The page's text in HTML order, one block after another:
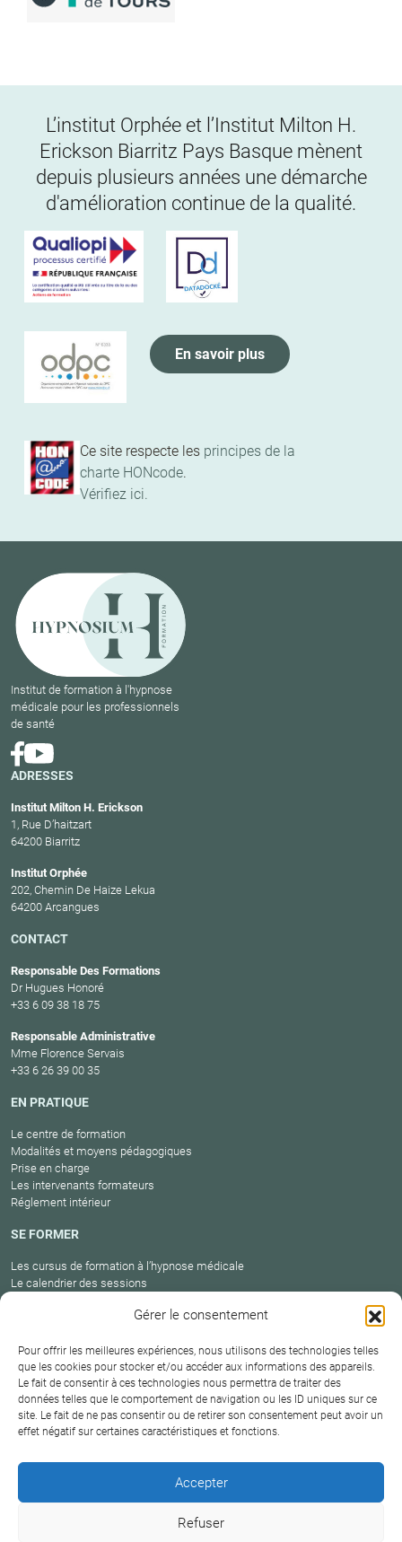
Gérer le consentement
Pour offrir les meilleures expériences, nous utilisons des technologies telles
que les cookies pour stocker et/ou accéder aux informations des appareils.
Le fait de consentir à ces technologies nous permettra de traiter des
données telles que le comportement de navigation ou les ID uniques sur ce
site. Le fait de ne pas consentir ou de retirer son consentement peut avoir un
effet négatif sur certaines caractéristiques et fonctions.
Accepter
Refuser
L’institut Orphée et l’Institut Milton H.
Erickson Biarritz Pays Basque mènent
depuis plusieurs années une démarche
d'amélioration continue de la qualité.
Ce site respecte les principes de la
charte HONcode.
Vérifiez ici.
En savoir plus
Institut de formation à l'hypnose
médicale pour les professionnels
de santé
ADRESSES
Institut Milton H. Erickson
1, Rue D’haitzart
64200 Biarritz
Institut Orphée
202, Chemin De Haize Lekua
64200 Arcangues
CONTACT
Responsable Des Formations
Dr Hugues Honoré
+33 6 09 38 18 75
Responsable Administrative
Mme Florence Servais
+33 6 26 39 00 35
EN PRATIQUE
Le centre de formation
Modalités et moyens pédagogiques
Prise en charge
Les intervenants formateurs
Réglement intérieur
SE FORMER
Les cursus de formation à l’hypnose médicale
Le calendrier des sessions
Mentions
légales
Conditions
générales de
vente
Plan
du site
Contact
Protection
des données
basque © 2026
DERNIÈRE MISE À JOUR :